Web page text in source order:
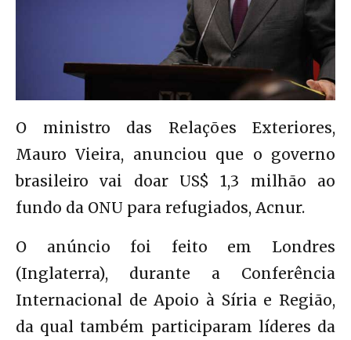
O ministro das Relações Exteriores,
Mauro Vieira, anunciou que o governo
brasileiro vai doar US$ 1,3 milhão ao
fundo da ONU para refugiados, Acnur.
O anúncio foi feito em Londres
(Inglaterra), durante a Conferência
Internacional de Apoio à Síria e Região,
da qual também participaram líderes da